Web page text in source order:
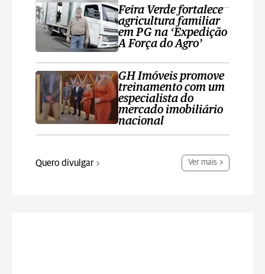
Feira Verde fortalece
agricultura familiar
em PG na ‘Expedição
A Força do Agro’
GH Imóveis promove
treinamento com um
especialista do
mercado imobiliário
nacional
Quero divulgar Ver mais